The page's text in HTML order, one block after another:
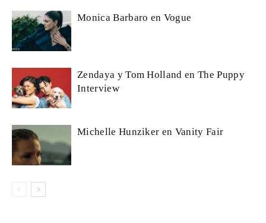
Monica Barbaro en Vogue
Zendaya y Tom Holland en The Puppy
Interview
Michelle Hunziker en Vanity Fair